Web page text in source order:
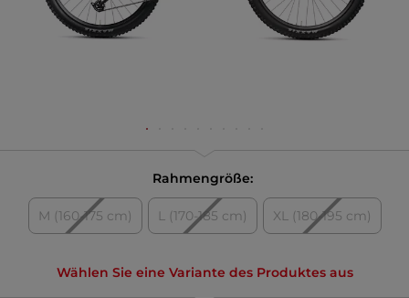
Rahmengröße:
M (160-175 cm) L (170-185 cm) XL (180-195 cm)
Wählen Sie eine Variante des Produktes aus